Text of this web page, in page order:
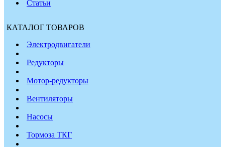
Статьи
КАТАЛОГ ТОВАРОВ
Электродвигатели
Редукторы
Мотор-редукторы
Вентиляторы
Насосы
Тормоза ТКГ